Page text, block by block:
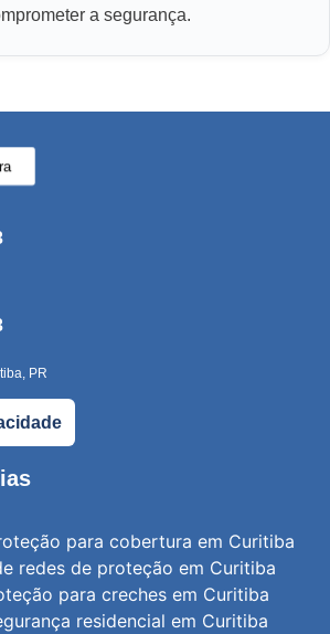
a segurança.
PR
para cobertura em Curitiba
redes de proteção em Curitiba
para creches em Curitiba
residencial em Curitiba